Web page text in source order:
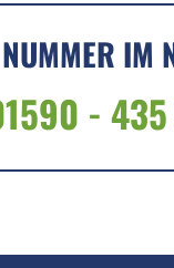
IM
- 435